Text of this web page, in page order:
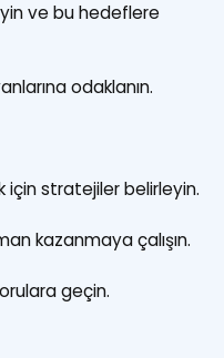
ve bu hedeflere
odaklanın.
için stratejiler belirleyin.
kazanmaya çalışın.
geçin.